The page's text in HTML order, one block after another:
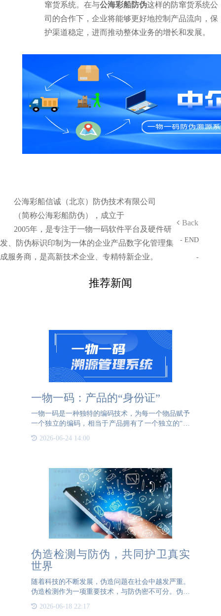
窜货系统。在与公海彩船防伪这样的防窜货系统公
司的合作下，企业将能够更好地控制产品流向，保
护渠道稳定，进而推动整体业务的增长和发展。
公海彩船信诚（北京）防伪技术有限公司
（简称公海彩船防伪），成立于
2005年，是专注于一物一码软件平台及硬件研
发、防伪标识印制为一体的企业产品数字化管理集
成服务商，是高新技术企业、专精特新企业。
Back
- END
-
推荐新闻
一物一码：产品的“身份证”
一物一码是一种独特的编码技术，为每一个物品赋予
一个独立的编码，相当于产品拥有了一个独立的“身
份证”。这个“身份证”不仅可以证明产品来自正品厂
家，还可以追踪产品的“前世”信息，包括其生产、加
2026-06-24 14:00
伪造检测与防伪，共同护卫真实
世界
随着科技的不断发展，伪造问题在社会中越发严重。
伪造检测作为一项重要技术，与防伪密不可分。伪造
检测的含义伪造检测是指通过科学方法，对产品或文
物的真实性进行鉴定。它是为了识别和防止伪造而进
2026-06-18 22:17